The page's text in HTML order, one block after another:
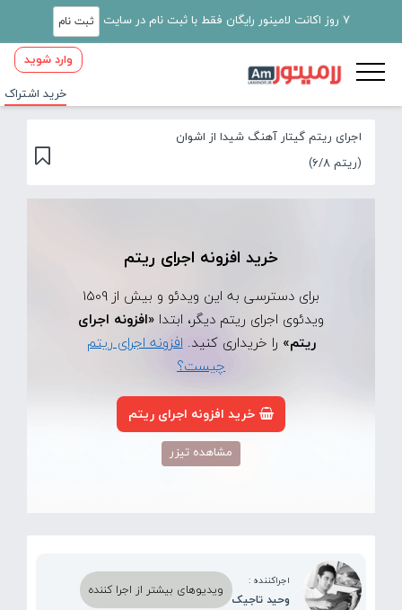
7 روز اکانت لامینور رایگان فقط با ثبت نام در سایت ثبت نام
وارد شوید
خرید اشتراک
اجرای ریتم گیتار آهنگ شیدا از اشوان
(ریتم 6/8)
خرید افزونه اجرای ریتم
برای دسترسی به این ویدئو و بیش از 1509
ویدئوی اجرای ریتم دیگر، ابتدا «افزونه اجرای
ریتم» را خریداری کنید.افزونه اجرای ریتم
چیست؟
خرید افزونه اجرای ریتم
مشاهده تیزر
اجراکننده :
وحید تاجیک
ویدیوهای بیشتر از اجرا کننده